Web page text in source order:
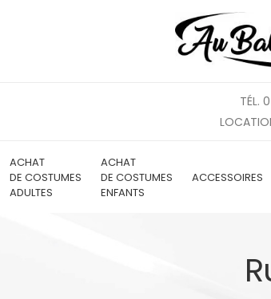
TÉL.
ACHAT
DE COSTUMES
ADULTES
ACHAT
DE COSTUMES
ENFANTS
ACCESSOIRES